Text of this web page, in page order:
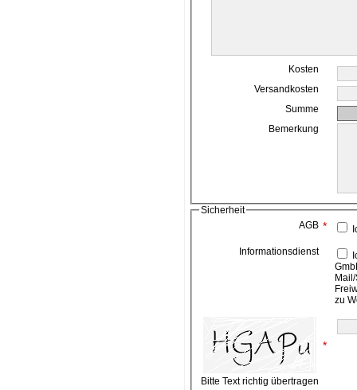
Kosten
Versandkosten
Summe
Bemerkung
Sicherheit
AGB *
Informationsdienst
zu
Bitte Text richtig übertragen
*